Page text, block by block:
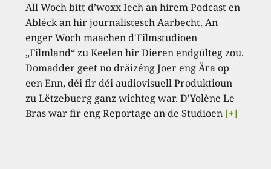
All Woch bitt d’woxx Iech an hirem Podcast en
Abléck an hir journalistesch Aarbecht. An
enger Woch maachen d'Filmstudioen
„Filmland“ zu Keelen hir Dieren endgülteg zou.
Domadder geet no dräizéng Joer eng Ära op
een Enn, déi fir déi audiovisuell Produktioun
zu Lëtzebuerg ganz wichteg war. D'Yolène Le
Bras war fir eng Reportage an de Studioen [+]